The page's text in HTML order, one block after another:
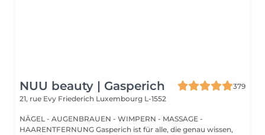
NUU beauty | Gasperich
379
21, rue Evy Friederich Luxembourg L-1552
NÄGEL - AUGENBRAUEN - WIMPERN - MASSAGE -
HAARENTFERNUNG Gasperich ist für alle, die genau wissen,